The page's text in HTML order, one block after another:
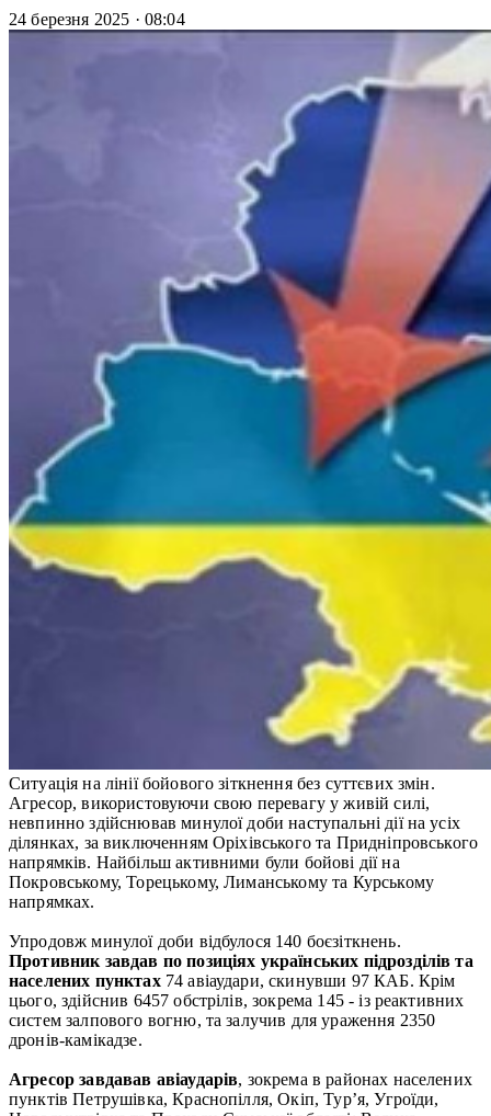
24 березня 2025 · 08:04
Ситуація на лінії бойового зіткнення без суттєвих змін.
Агресор, використовуючи свою перевагу у живій силі,
невпинно здійснював минулої доби наступальні дії на усіх
ділянках, за виключенням Оріхівського та Придніпровського
напрямків. Найбільш активними були бойові дії на
Покровському, Торецькому, Лиманському та Курському
напрямках.
Упродовж минулої доби відбулося 140 боєзіткнень.
Противник завдав по позиціях українських підрозділів та
населених пунктах74 авіаудари, скинувши 97 КАБ. Крім
цього, здійснив 6457 обстрілів, зокрема 145 - із реактивних
систем залпового вогню, та залучив для ураження 2350
дронів-камікадзе.
Агресор завдавав авіаударів, зокрема в районах населених
пунктів Петрушівка, Краснопілля, Окіп, Тур’я, Угроїди,